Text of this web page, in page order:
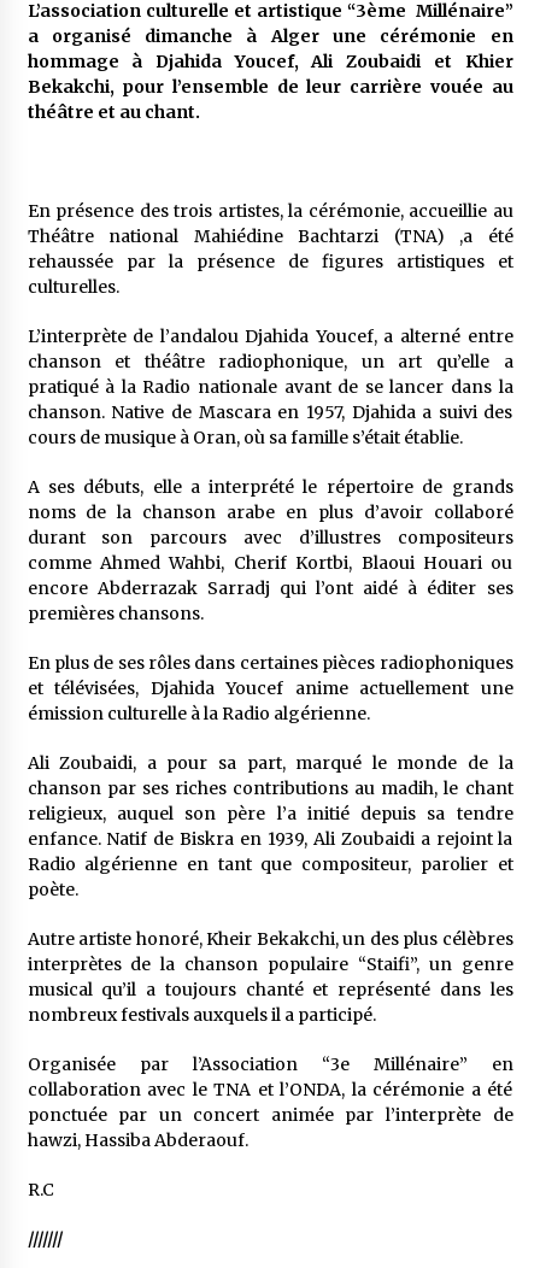
5 ans ago
Rencontre nocturne dans le désert (Un conte
touareg)
5 ans ago
5 ans ago
5 ans ago
L’association culturelle et artistique “3ème Millénaire”
a organisé dimanche à Alger une cérémonie en
hommage à Djahida Youcef, Ali Zoubaidi et Khier
Bekakchi, pour l’ensemble de leur carrière vouée au
théâtre et au chant.
En présence des trois artistes, la cérémonie, accueillie au
Théâtre national Mahiédine Bachtarzi (TNA) ,a été
rehaussée par la présence de figures artistiques et
culturelles.
L’interprète de l’andalou Djahida Youcef, a alterné entre
chanson et théâtre radiophonique, un art qu’elle a
pratiqué à la Radio nationale avant de se lancer dans la
chanson. Native de Mascara en 1957, Djahida a suivi des
cours de musique à Oran, où sa famille s’était établie.
A ses débuts, elle a interprété le répertoire de grands
noms de la chanson arabe en plus d’avoir collaboré
durant son parcours avec d’illustres compositeurs
comme Ahmed Wahbi, Cherif Kortbi, Blaoui Houari ou
encore Abderrazak Sarradj qui l’ont aidé à éditer ses
premières chansons.
En plus de ses rôles dans certaines pièces radiophoniques
et télévisées, Djahida Youcef anime actuellement une
émission culturelle à la Radio algérienne.
Ali Zoubaidi, a pour sa part, marqué le monde de la
chanson par ses riches contributions au madih, le chant
religieux, auquel son père l’a initié depuis sa tendre
enfance. Natif de Biskra en 1939, Ali Zoubaidi a rejoint la
Radio algérienne en tant que compositeur, parolier et
poète.
Autre artiste honoré, Kheir Bekakchi, un des plus célèbres
interprètes de la chanson populaire “Staifi”, un genre
musical qu’il a toujours chanté et représenté dans les
nombreux festivals auxquels il a participé.
Organisée par l’Association “3e Millénaire” en
collaboration avec le TNA et l’ONDA, la cérémonie a été
ponctuée par un concert animée par l’interprète de
hawzi, Hassiba Abderaouf.
R.C
///////